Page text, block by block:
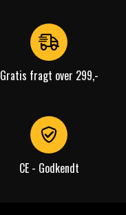
Gratis fragt over 299,-
CE - Godkendt